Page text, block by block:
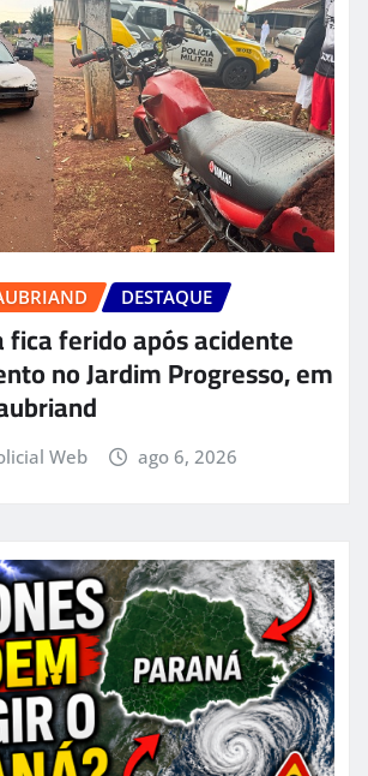
DESTAQUE
ferido após acidente
no Jardim Progresso, em
Web ago 6, 2026